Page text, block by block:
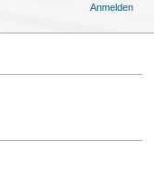
Anmelden